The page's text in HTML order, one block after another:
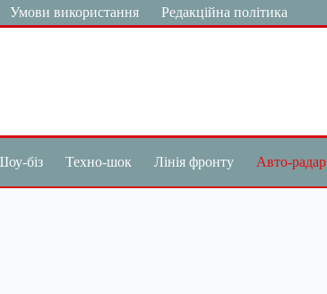
Умови використання Редакційна політика
біз Техно-шок Лінія фронту Авто-радар